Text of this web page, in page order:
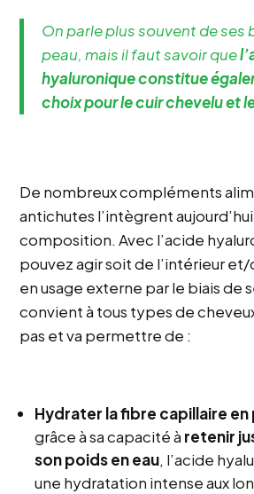
On parle plus souvent de ses
peau, mais il faut savoir que
hyaluronique constitue
choix pour le cuir chevelu et
De nombreux compléments
antichutes l’intègrent
composition. Avec l’acide
pouvez agir soit de l’intérieur
en usage externe par le biais de
convient à tous types de
pas et va permettre de :
Hydrater la fibre capillaire
grâce à sa capacité à retenir
son poids en eau, l’acide
une hydratation intense aux